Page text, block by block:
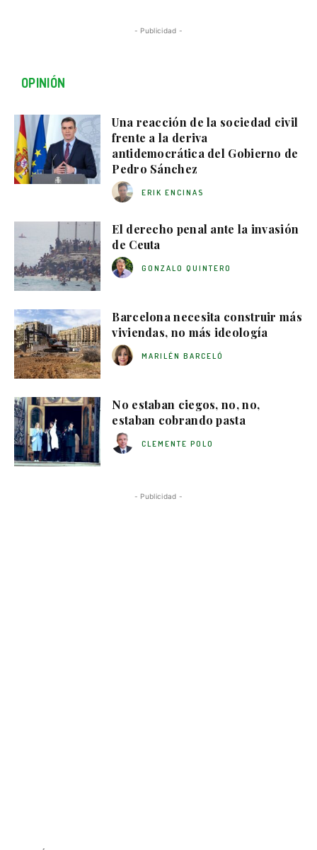
- Publicidad -
OPINIÓN
Una reacción de la sociedad civil
frente a la deriva
antidemocrática del Gobierno de
Pedro Sánchez
ERIK ENCINAS
El derecho penal ante la invasión
de Ceuta
GONZALO QUINTERO
Barcelona necesita construir más
viviendas, no más ideología
MARILÉN BARCELÓ
No estaban ciegos, no, no,
estaban cobrando pasta
CLEMENTE POLO
- Publicidad -